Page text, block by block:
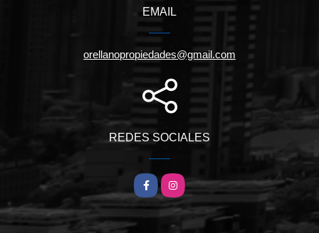
EMAIL
orellanopropiedades@gmail.com
REDES SOCIALES
FacebookInstagram